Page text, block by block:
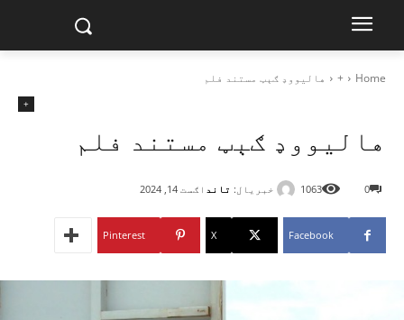
Home
+ هالیووډ ګېټ مستند فلم
+
هالیووډ ګېټ مستند فلم
خبریال: تاند اګست 14, 2024 0
1063
Facebook
X
Pinterest